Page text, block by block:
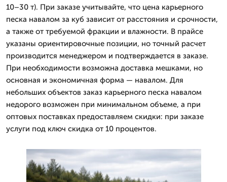
10–30 т). При заказе учитывайте, что цена карьерного
песка навалом за куб зависит от расстояния и срочности,
а также от требуемой фракции и влажности. В прайсе
указаны ориентировочные позиции, но точный расчет
производится менеджером и подтверждается в заказе.
При необходимости возможна доставка мешками, но
основная и экономичная форма — навалом. Для
небольших объектов заказ карьерного песка навалом
недорого возможен при минимальном объеме, а при
оптовых поставках предоставляем скидки: при заказе
услуги под ключ скидка от 10 процентов.